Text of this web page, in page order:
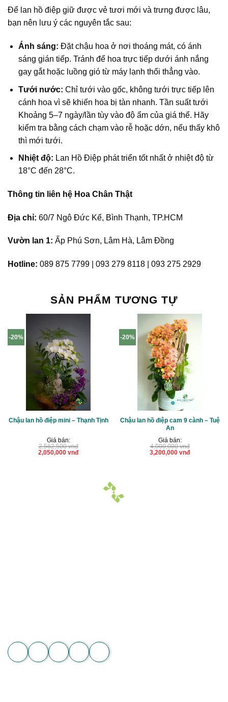
Để lan hồ điệp giữ được vẻ tươi mới và trưng được lâu,
bạn nên lưu ý các nguyên tắc sau:
Ánh sáng: Đặt chậu hoa ở nơi thoáng mát, có ánh
sáng gián tiếp. Tránh để hoa trực tiếp dưới ánh nắng
gay gắt hoặc luồng gió từ máy lạnh thổi thẳng vào.
Tưới nước: Chỉ tưới vào gốc, không tưới trực tiếp lên
cánh hoa vì sẽ khiến hoa bị tàn nhanh. Tần suất tưới
Khoảng 5–7 ngày/lần tùy vào độ ẩm của giá thể. Hãy
kiểm tra bằng cách chạm vào rễ hoặc dớn, nếu thấy khô
thì mới tưới.
Nhiệt độ: Lan Hồ Điệp phát triển tốt nhất ở nhiệt độ từ
18°C đến 28°C.
Thông tin liên hệ Hoa Chân Thật
Địa chỉ: 60/7 Ngô Đức Kế, Bình Thạnh, TP.HCM
Vườn lan 1: Ấp Phú Sơn, Lâm Hà, Lâm Đồng
Hotline: 089 875 7799 | 093 279 8118 | 093 275 2929
SẢN PHẨM TƯƠNG TỰ
-20%
Chậu lan hồ điệp mini – Thạnh Tịnh
Giá bán:
2,562,500vnđ
Giá
gốc
2,050,000 vnđ
Giá
hiện
-20%
Chậu lan hồ điệp cam 9 cành – Tuệ
An
Giá bán:
4,000,000vnđ
Giá
gốc
3,200,000 vnđ
Giá
hiện